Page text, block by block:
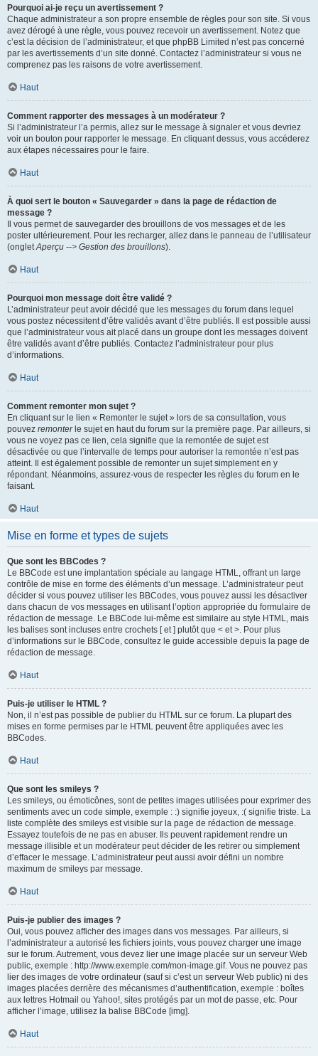
Pourquoi ai-je reçu un avertissement ?
Chaque administrateur a son propre ensemble de règles pour son site. Si vous
avez dérogé à une règle, vous pouvez recevoir un avertissement. Notez que
c’est la décision de l’administrateur, et que phpBB Limited n’est pas concerné
par les avertissements d’un site donné. Contactez l’administrateur si vous ne
comprenez pas les raisons de votre avertissement.
Haut
Comment rapporter des messages à un modérateur ?
Si l’administrateur l’a permis, allez sur le message à signaler et vous devriez
voir un bouton pour rapporter le message. En cliquant dessus, vous accéderez
aux étapes nécessaires pour le faire.
Haut
À quoi sert le bouton « Sauvegarder » dans la page de rédaction de
message ?
Il vous permet de sauvegarder des brouillons de vos messages et de les
poster ultérieurement. Pour les recharger, allez dans le panneau de l’utilisateur
(ongletAperçu --> Gestion des brouillons).
Haut
Pourquoi mon message doit être validé ?
L’administrateur peut avoir décidé que les messages du forum dans lequel
vous postez nécessitent d’être validés avant d’être publiés. Il est possible aussi
que l’administrateur vous ait placé dans un groupe dont les messages doivent
être validés avant d’être publiés. Contactez l’administrateur pour plus
d’informations.
Haut
Comment remonter mon sujet ?
En cliquant sur le lien « Remonter le sujet » lors de sa consultation, vous
pouvez remonterle sujet en haut du forum sur la première page. Par ailleurs, si
vous ne voyez pas ce lien, cela signifie que la remontée de sujet est
désactivée ou que l’intervalle de temps pour autoriser la remontée n’est pas
atteint. Il est également possible de remonter un sujet simplement en y
répondant. Néanmoins, assurez-vous de respecter les règles du forum en le
faisant.
Haut
Mise en forme et types de sujets
Que sont les BBCodes ?
Le BBCode est une implantation spéciale au langage HTML, offrant un large
contrôle de mise en forme des éléments d’un message. L’administrateur peut
décider si vous pouvez utiliser les BBCodes, vous pouvez aussi les désactiver
dans chacun de vos messages en utilisant l’option appropriée du formulaire de
rédaction de message. Le BBCode lui-même est similaire au style HTML, mais
les balises sont incluses entre crochets [ et ] plutôt que < et >. Pour plus
d’informations sur le BBCode, consultez le guide accessible depuis la page de
rédaction de message.
Haut
Puis-je utiliser le HTML ?
Non, il n’est pas possible de publier du HTML sur ce forum. La plupart des
mises en forme permises par le HTML peuvent être appliquées avec les
BBCodes.
Haut
Que sont les smileys ?
Les smileys, ou émoticônes, sont de petites images utilisées pour exprimer des
sentiments avec un code simple, exemple : :) signifie joyeux, :( signifie triste. La
liste complète des smileys est visible sur la page de rédaction de message.
Essayez toutefois de ne pas en abuser. Ils peuvent rapidement rendre un
message illisible et un modérateur peut décider de les retirer ou simplement
d’effacer le message. L’administrateur peut aussi avoir défini un nombre
maximum de smileys par message.
Haut
Puis-je publier des images ?
Oui, vous pouvez afficher des images dans vos messages. Par ailleurs, si
l’administrateur a autorisé les fichiers joints, vous pouvez charger une image
sur le forum. Autrement, vous devez lier une image placée sur un serveur Web
public, exemple : http://www.exemple.com/mon-image.gif. Vous ne pouvez pas
lier des images de votre ordinateur (sauf si c’est un serveur Web public) ni des
images placées derrière des mécanismes d’authentification, exemple : boîtes
aux lettres Hotmail ou Yahoo!, sites protégés par un mot de passe, etc. Pour
afficher l’image, utilisez la balise BBCode [img].
Haut